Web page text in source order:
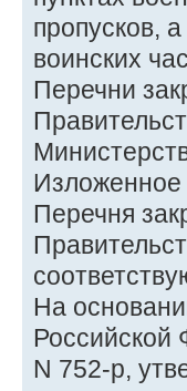
пропусков,
воинских
Перечни
Изложенное
Перечня
На
Российской
N 752-р,